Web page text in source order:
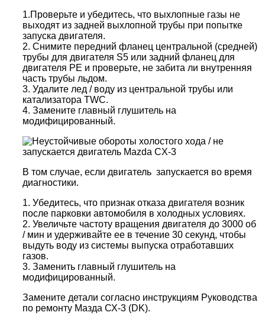
1.Проверьте и убедитесь, что выхлопные газы не
выходят из задней выхлопной трубы при попытке
запуска двигателя.
2. Снимите передний фланец центральной (средней)
трубы для двигателя S5 или задний фланец для
двигателя PE и проверьте, не забита ли внутренняя
часть трубы льдом.
3. Удалите лед / воду из центральной трубы или
катализатора TWC.
4. Замените главный глушитель на
модифицированный.
В том случае, если двигатель запускается во время
диагностики.
1. Убедитесь, что признак отказа двигателя возник
после парковки автомобиля в холодных условиях.
2. Увеличьте частоту вращения двигателя до 3000 об
/ мин и удерживайте ее в течение 30 секунд, чтобы
выдуть воду из системы выпуска отработавших
газов.
3. Заменить главный глушитель на
модифицированный.
Замените детали согласно инструкциям Руководства
по ремонту Мазда СХ-3 (DK).